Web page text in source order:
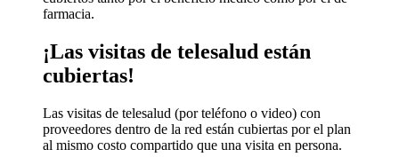
farmacia.
¡Las visitas de telesalud están
cubiertas!
Las visitas de telesalud (por teléfono o video) con
proveedores dentro de la red están cubiertas por el plan
al mismo costo compartido que una visita en persona.